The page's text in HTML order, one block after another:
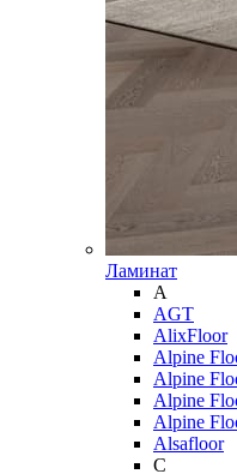
Ламинат
A
AGT
AlixFloor
Alpine
Alpine
Alpine
Alpine
Alsafloor
C